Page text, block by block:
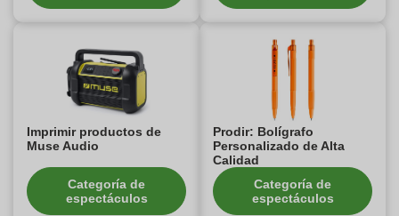
Imprimir productos de
Muse Audio
Categoría de
espectáculos
Prodir: Bolígrafo
Personalizado de Alta
Calidad
Categoría de
espectáculos